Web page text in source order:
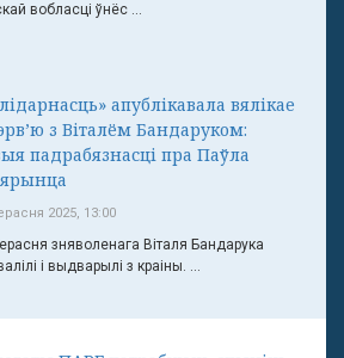
вобласці ўнёс ...
апублікавала вялікае
з Віталём Бандаруком:
падрабязнасці пра Паўла
2025, 13:00
зняволенага Віталя Бандарука
і выдварылі з краіны. ...